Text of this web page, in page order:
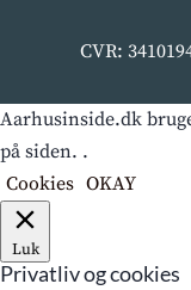
CVR:
Aarhusinside.dk
på siden. .
Cookies OKAY
Luk
Privatliv og cookies